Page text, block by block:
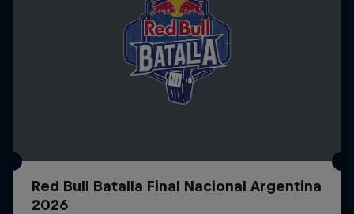
Red Bull Batalla Final Nacional Argentina
2026